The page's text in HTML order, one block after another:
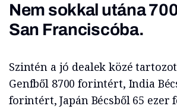
Nem sokkal utána
San Franciscóba.
Szintén a jó dealek közé
Genfből 8700 forintért, India
forintért, Japán Bécsből 65